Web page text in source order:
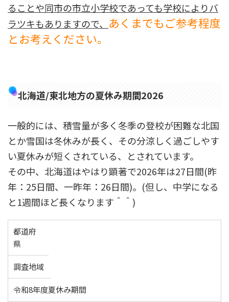
ることや同市の市立小学校であっても学校によりバ
ラツキもありますので、 あくまでもご参考程度
とお考えください。
北海道/東北地方の夏休み期間2026
一般的には、積雪量が多く冬季の登校が困難な北国
とか雪国は冬休みが長く、その分涼しく過ごしやす
い夏休みが短くされている、とされています。
その中、北海道はやはり顕著で2026年は27日間(昨
年：25日間、一昨年：26日間)。(但し、中学になる
と1週間ほど長くなります＾＾)
都道府
県
調査地域
令和8年度夏休み期間